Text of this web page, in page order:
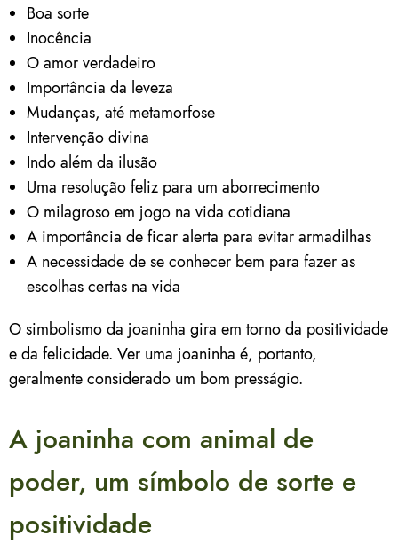
Boa sorte
Inocência
O amor verdadeiro
Importância da leveza
Mudanças, até metamorfose
Intervenção divina
Indo além da ilusão
Uma resolução feliz para um aborrecimento
O milagroso em jogo na vida cotidiana
A importância de ficar alerta para evitar armadilhas
A necessidade de se conhecer bem para fazer as
escolhas certas na vida
O simbolismo da joaninha gira em torno da positividade
e da felicidade. Ver uma joaninha é, portanto,
geralmente considerado um bom presságio.
A joaninha com animal de
poder, um símbolo de sorte e
positividade